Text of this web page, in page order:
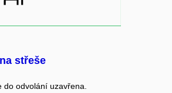
střeše
do odvolání uzavřena.